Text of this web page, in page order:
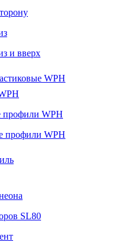
и вверх
WPH
профили WPH
профили WPH
SL80